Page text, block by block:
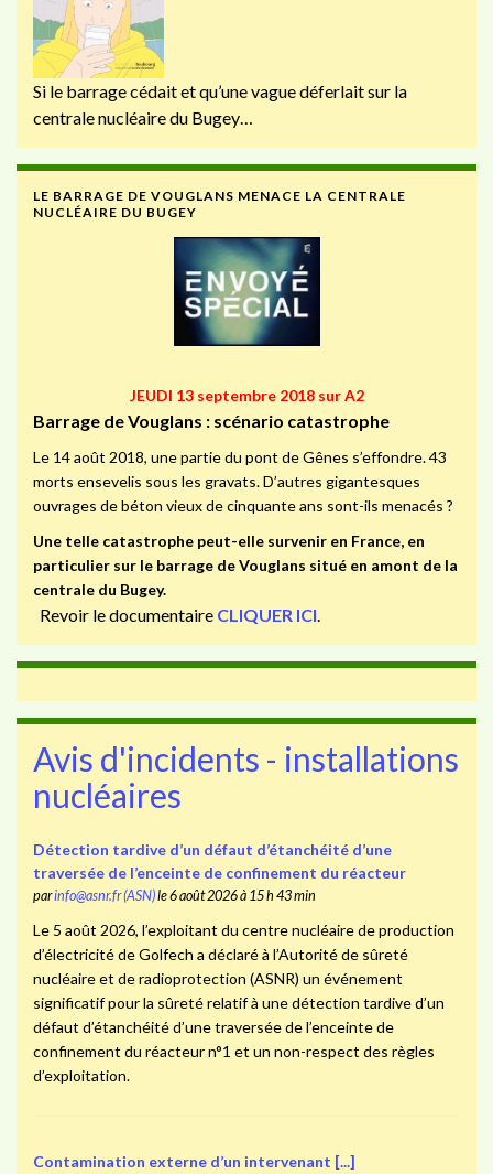
Si le barrage cédait et qu’une vague déferlait sur la
centrale nucléaire du Bugey…
LE BARRAGE DE VOUGLANS MENACE LA CENTRALE
NUCLÉAIRE DU BUGEY
JEUDI 13 septembre 2018 sur A2
Barrage de Vouglans : scénario catastrophe
Le 14 août 2018, une partie du pont de Gênes s’effondre. 43
morts ensevelis sous les gravats. D’autres gigantesques
ouvrages de béton vieux de cinquante ans sont-ils menacés ?
Une telle catastrophe peut-elle survenir en France, en
particulier sur le barrage de Vouglans situé en amont de la
centrale du Bugey.
Revoir le documentaire CLIQUER ICI.
Avis d'incidents - installations
nucléaires
Détection tardive d’un défaut d’étanchéité d’une
traversée de l’enceinte de confinement du réacteur
parinfo@asnr.fr (ASN)le 6 août 2026 à 15 h 43 min
Le 5 août 2026, l’exploitant du centre nucléaire de production
d’électricité de Golfech a déclaré à l’Autorité de sûreté
nucléaire et de radioprotection (ASNR) un événement
significatif pour la sûreté relatif à une détection tardive d’un
défaut d’étanchéité d’une traversée de l’enceinte de
confinement du réacteur n°1 et un non-respect des règles
d’exploitation.
Contamination externe d’un intervenant [...]